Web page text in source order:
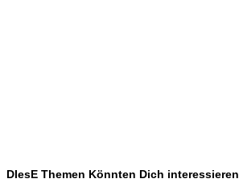
DIesE Themen Könnten Dich interessieren